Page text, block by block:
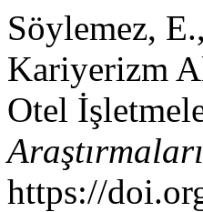
Söylemez,
Kariyerizm
Otel
https://